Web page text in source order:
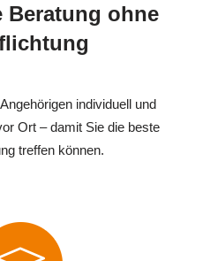
Beratung ohne
individuell und
Ort – damit Sie die beste
treffen können.